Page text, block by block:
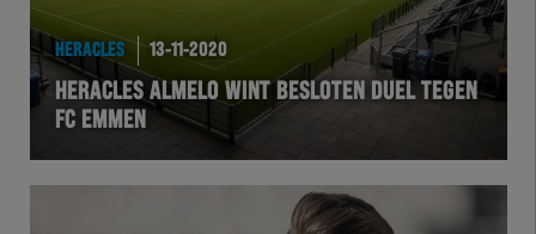
Academie
HERACLES 13-11-2020
HERACLES ALMELO WINT BESLOTEN DUEL TEGEN
FC EMMEN